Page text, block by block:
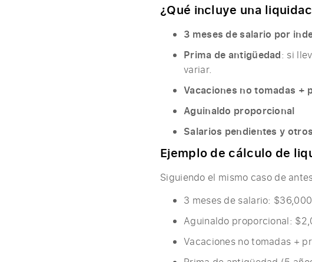
¿Qué incluye una
3 meses de salario por
Prima de antigüedad: si
variar.
Vacaciones no tomadas +
Aguinaldo proporcional
Salarios pendientes y
Ejemplo de cálculo de
Siguiendo el mismo caso de
3 meses de salario: $36,000
Aguinaldo proporcional:
Vacaciones no tomadas +